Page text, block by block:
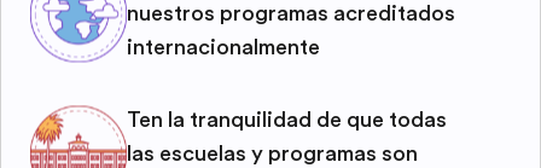
nuestros programas acreditados
internacionalmente
Ten la tranquilidad de que todas
las escuelas y programas son